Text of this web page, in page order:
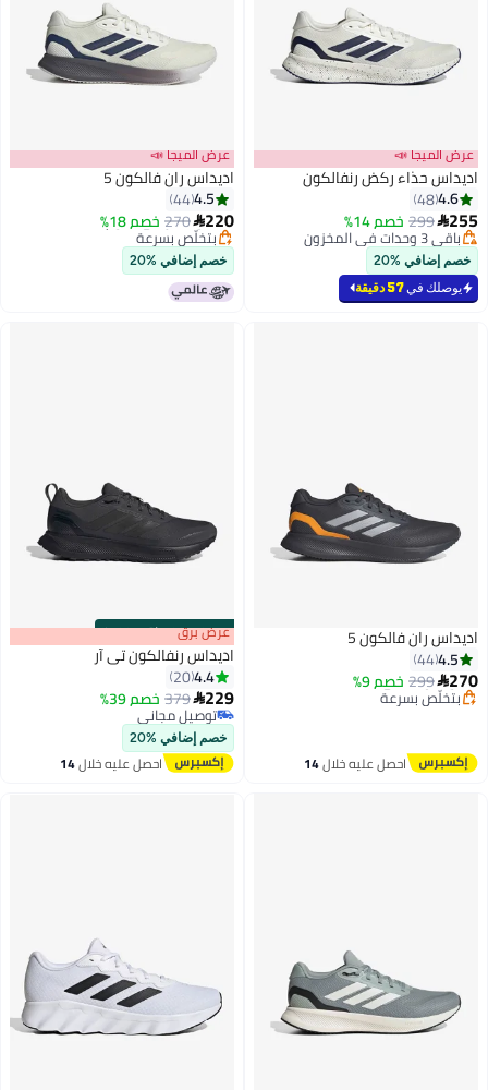
عرض الميجا 📣
اديداس حذاء ركض رنفالكون
4.6
48
255
299 خصم 14%
باقي 3 وحدات في المخزون
باقي 3 وحدات في المخزون
خصم إضافي %20
يوصلك في57 دقيقة
4
عرض الميجا 📣
اديداس ران فالكون 5
4.5
44
220
270 خصم 18%
أقل سعر في 7 يوم
بتخلّص بسرعة
أقل سعر في 7 يوم
خصم إضافي %20
4
اديداس ران فالكون 5
4.5
44
270
299 خصم 9%
توصيل مجاني
بتخلّص بسرعة
احصل عليه خلال14
00m:00s
·باقي 100% عرض برق
اديداس رنفالكون تي آر
4.4
20
229
379 خصم 39%
توصيل مجاني
توصيل مجاني
خصم إضافي %20
احصل عليه خلال14